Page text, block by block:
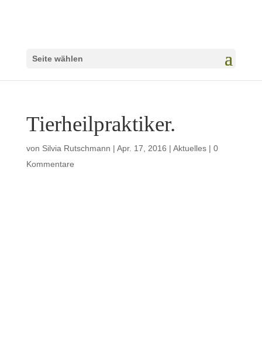
Seite wählen
Tierheilpraktiker.
von Silvia Rutschmann | Apr. 17, 2016 | Aktuelles| 0
Kommentare